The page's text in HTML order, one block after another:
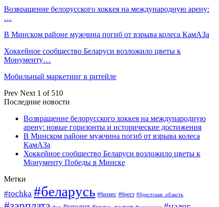
Возвращение белорусского хоккея на международную арену:
…
В Минском районе мужчина погиб от взрыва колеса КамАЗа
Хоккейное сообщество Беларуси возложило цветы к
Монументу…
Мобильный маркетинг в ритейле
Prev Next 1 of 510
Последние новости
Возвращение белорусского хоккея на международную
арену: новые горизонты и исторические достижения
В Минском районе мужчина погиб от взрыва колеса
КамАЗа
Хоккейное сообщество Беларуси возложило цветы к
Монументу Победы в Минске
Метки
#tochka #беларусь #бизнес #брест #брестская_область